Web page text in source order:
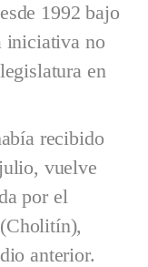
1992 bajo
iniciativa no
en
recibido
vuelve
por el
anterior.